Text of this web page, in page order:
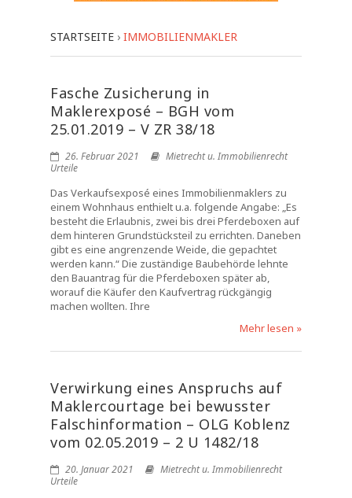
STARTSEITE › IMMOBILIENMAKLER
Fasche Zusicherung in
Maklerexposé – BGH vom
25.01.2019 – V ZR 38/18
26. Februar 2021
Mietrecht u. Immobilienrecht
Urteile
Das Verkaufsexposé eines Immobilienmaklers zu
einem Wohnhaus enthielt u.a. folgende Angabe: „Es
besteht die Erlaubnis, zwei bis drei Pferdeboxen auf
dem hinteren Grundstücksteil zu errichten. Daneben
gibt es eine angrenzende Weide, die gepachtet
werden kann.“ Die zuständige Baubehörde lehnte
den Bauantrag für die Pferdeboxen später ab,
worauf die Käufer den Kaufvertrag rückgängig
machen wollten. Ihre
Mehr lesen »
Verwirkung eines Anspruchs auf
Maklercourtage bei bewusster
Falschinformation – OLG Koblenz
vom 02.05.2019 – 2 U 1482/18
20. Januar 2021
Mietrecht u. Immobilienrecht
Urteile